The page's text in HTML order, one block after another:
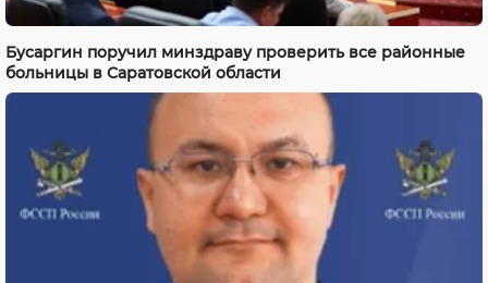
Бусаргин поручил минздраву проверить все районные
больницы в Саратовской области